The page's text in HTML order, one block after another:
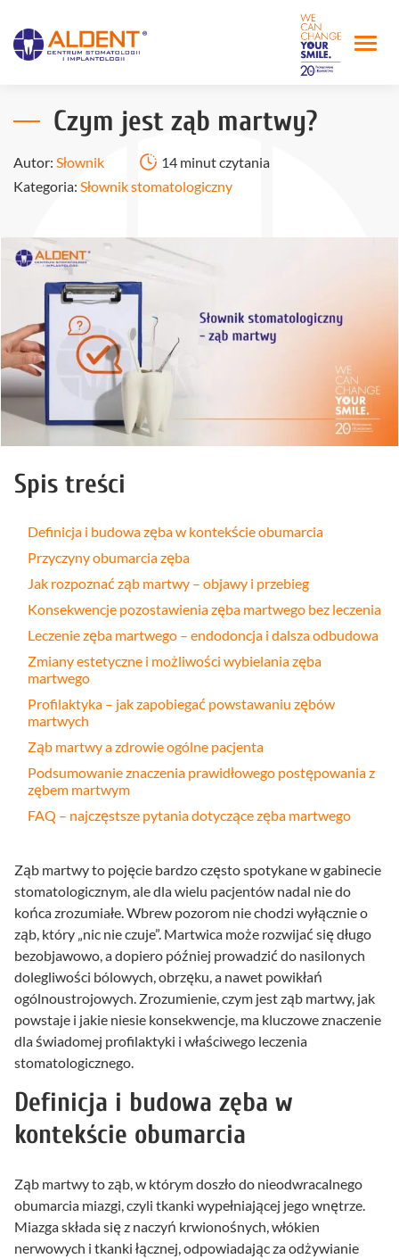
Czym jest ząb martwy?
Autor: Słownik
14 minut czytania
Kategoria: Słownik stomatologiczny
Spis treści
Definicja i budowa zęba w kontekście obumarcia
Przyczyny obumarcia zęba
Jak rozpoznać ząb martwy – objawy i przebieg
Konsekwencje pozostawienia zęba martwego bez leczenia
Leczenie zęba martwego – endodoncja i dalsza odbudowa
Zmiany estetyczne i możliwości wybielania zęba
martwego
Profilaktyka – jak zapobiegać powstawaniu zębów
martwych
Ząb martwy a zdrowie ogólne pacjenta
Podsumowanie znaczenia prawidłowego postępowania z
zębem martwym
FAQ – najczęstsze pytania dotyczące zęba martwego
Ząb martwy to pojęcie bardzo często spotykane w gabinecie
stomatologicznym, ale dla wielu pacjentów nadal nie do
końca zrozumiałe. Wbrew pozorom nie chodzi wyłącznie o
ząb, który „nic nie czuje”. Martwica może rozwijać się długo
bezobjawowo, a dopiero później prowadzić do nasilonych
dolegliwości bólowych, obrzęku, a nawet powikłań
ogólnoustrojowych. Zrozumienie, czym jest ząb martwy, jak
powstaje i jakie niesie konsekwencje, ma kluczowe znaczenie
dla świadomej profilaktyki i właściwego leczenia
stomatologicznego.
Definicja i budowa zęba w
kontekście obumarcia
Ząb martwy to ząb, w którym doszło do nieodwracalnego
obumarcia miazgi, czyli tkanki wypełniającej jego wnętrze.
Miazga składa się z naczyń krwionośnych, włókien
nerwowych i tkanki łącznej, odpowiadając za odżywianie